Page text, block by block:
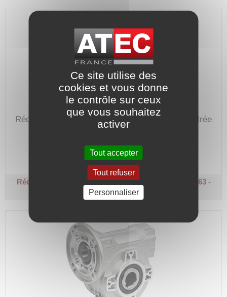
Réducteur de vitesse de 10 avec bride B5 en entrée
Code article :138012
Prix : 264,80 €HT
Réducteur roue et vis - Ø 11 / Ø 14 - R 10
B5 - Taille 63 -
Couple sortie 10 Nm
Ce site utilise des
cookies et vous donne
le contrôle sur ceux
que vous souhaitez
activer
Tout accepter
Tout refuser
Personnaliser